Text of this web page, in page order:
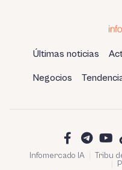
Últimas noticias
Negocios
Infomercado IA Tribu